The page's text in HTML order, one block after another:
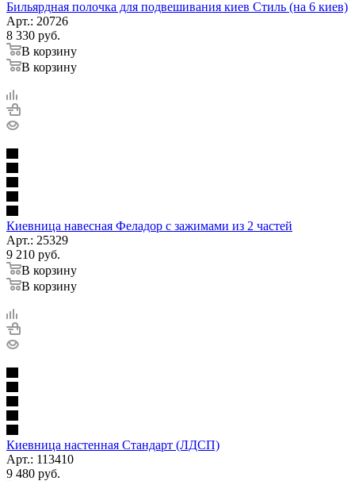
Бильярдная полочка для подвешивания киев Стиль (на 6 киев)
Арт.: 20726
8 330 руб.
В корзину
В корзину
Киевница навесная Феладор с зажимами из 2 частей
Арт.: 25329
9 210 руб.
В корзину
В корзину
Киевница настенная Стандарт (ЛДСП)
Арт.: 113410
9 480 руб.